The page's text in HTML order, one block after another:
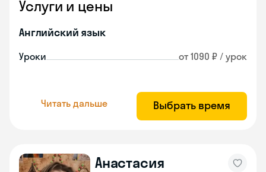
Услуги и цены
Английский язык
Уроки от 1090 ₽ / урок
Читать дальше Выбрать время
Анастасия